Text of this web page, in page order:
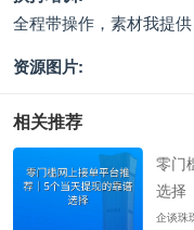
全程带操作，素材我提
资源图片:
相关推荐
零门
选择
企谈珠